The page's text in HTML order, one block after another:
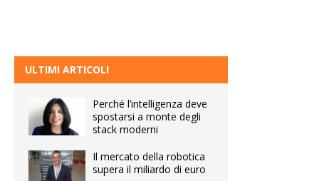
ULTIMI ARTICOLI
Perché l’intelligenza deve
spostarsi a monte degli
stack moderni
Il mercato della robotica
supera il miliardo di euro